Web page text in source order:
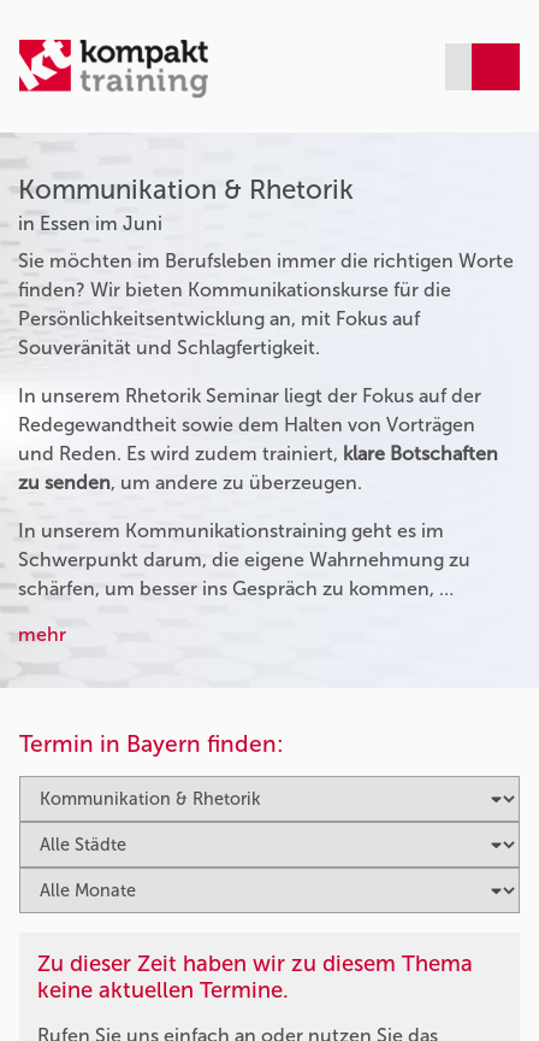
Kommunikation & Rhetorik
in Essen im Juni
Sie möchten im Berufsleben immer die richtigen Worte
finden? Wir bieten Kommunikationskurse für die
Persönlichkeitsentwicklung an, mit Fokus auf
Souveränität und Schlagfertigkeit.
In unserem Rhetorik Seminar liegt der Fokus auf der
Redegewandtheit sowie dem Halten von Vorträgen
und Reden. Es wird zudem trainiert, klare Botschaften
zu senden, um andere zu überzeugen.
In unserem Kommunikationstraining geht es im
Schwerpunkt darum, die eigene Wahrnehmung zu
schärfen, um besser ins Gespräch zu kommen, …
mehr
Termin in Bayern finden:
Zu dieser Zeit haben wir zu diesem Thema
keine aktuellen Termine.
Rufen Sie uns einfach an oder nutzen Sie das